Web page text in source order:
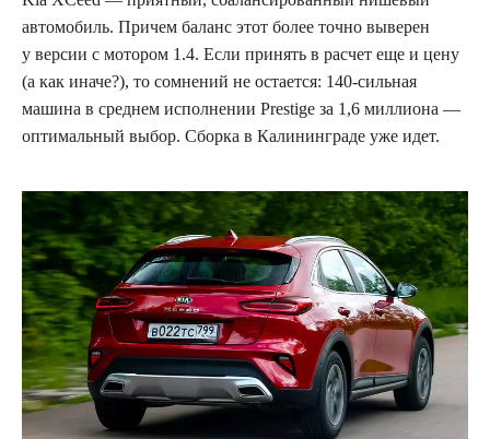
автомобиль. Причем баланс этот более точно выверен
у версии с мотором 1.4. Если принять в расчет еще и цену
(а как иначе?), то сомнений не остается: 140‑сильная
машина в среднем исполнении Prestige за 1,6 миллиона —
оптимальный выбор. Сборка в Калининграде уже идет.